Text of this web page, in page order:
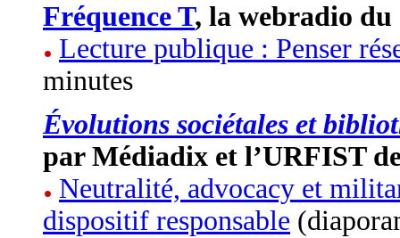
Fréquence T, la webradio
Lecture publique : Penser
minutes
Évolutions sociétales et
par Médiadix et l’URFIST
Neutralité, advocacy et
dispositif responsable